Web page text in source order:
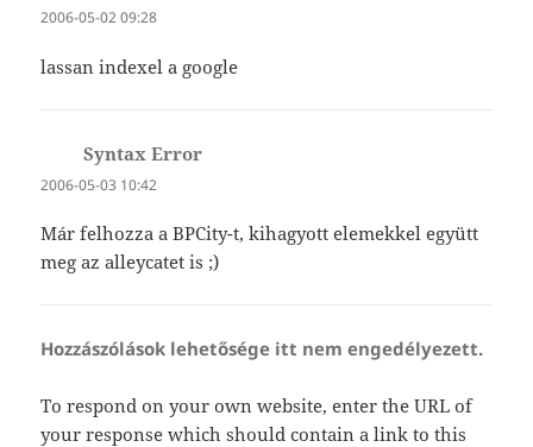
2006-05-02 09:28
lassan indexel a google
Syntax Error
2006-05-03 10:42
Már felhozza a BPCity-t, kihagyott elemekkel együtt
meg az alleycatet is ;)
Hozzászólások lehetősége itt nem engedélyezett.
To respond on your own website, enter the URL of
your response which should contain a link to this